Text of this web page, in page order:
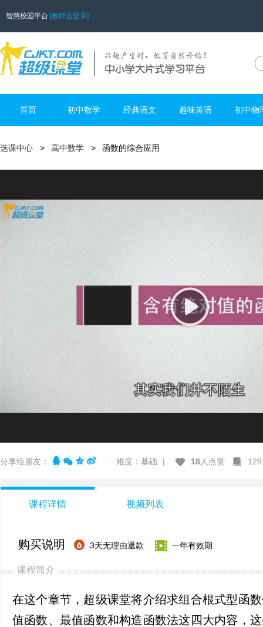
智慧校园平台 [教师去登录]
首页 初中数学 经典语文 趣味英语 初中物
选课中心 高中数学 函数的综合应用
分享给朋友： 难度：基础 | 18人点赞
课程详情 视频列表
购买说明 3天无理由退款 一年有效期
课程简介
在这个章节，超级课堂将介绍求组合根式型函
值函数、最值函数和构造函数法这四大内容，